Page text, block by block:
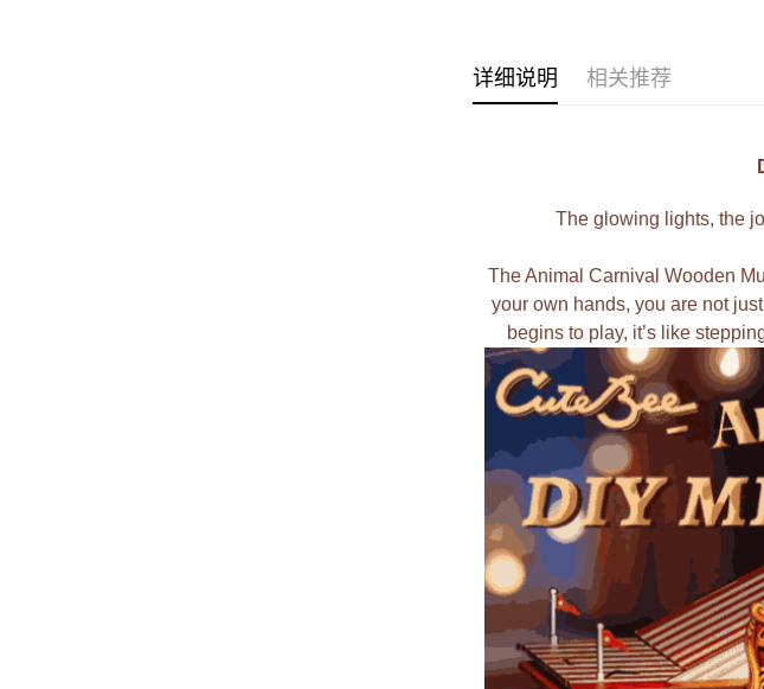
详细说明 相关推荐
The glowing lights, the
The Animal Carnival Wooden
your own hands, you are not
begins to play, it’s like